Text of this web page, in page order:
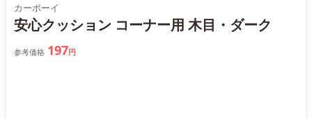
カーボーイ
安心クッション コーナー用 木目・ダーク
参考価格 197円